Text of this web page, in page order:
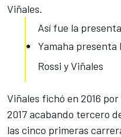
Viñales.
Así fue la
Yamaha presenta
Rossi y Viñales
Viñales fichó en 2016
2017 acabando tercero
las cinco primeras